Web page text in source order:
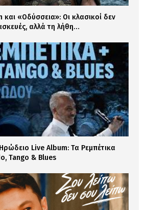
«Οδύσσεια»: Οι κλασικοί δεν
αλλά τη λήθη…
Live Album: Τα Ρεμπέτικα
Tango & Blues